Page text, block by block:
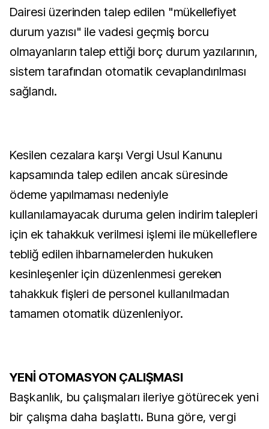
Dairesi üzerinden talep edilen "mükellefiyet
durum yazısı" ile vadesi geçmiş borcu
olmayanların talep ettiği borç durum yazılarının,
sistem tarafından otomatik cevaplandırılması
sağlandı.
Kesilen cezalara karşı Vergi Usul Kanunu
kapsamında talep edilen ancak süresinde
ödeme yapılmaması nedeniyle
kullanılamayacak duruma gelen indirim talepleri
için ek tahakkuk verilmesi işlemi ile mükelleflere
tebliğ edilen ihbarnamelerden hukuken
kesinleşenler için düzenlenmesi gereken
tahakkuk fişleri de personel kullanılmadan
tamamen otomatik düzenleniyor.
YENİ OTOMASYON ÇALIŞMASI
Başkanlık, bu çalışmaları ileriye götürecek yeni
bir çalışma daha başlattı. Buna göre, vergi